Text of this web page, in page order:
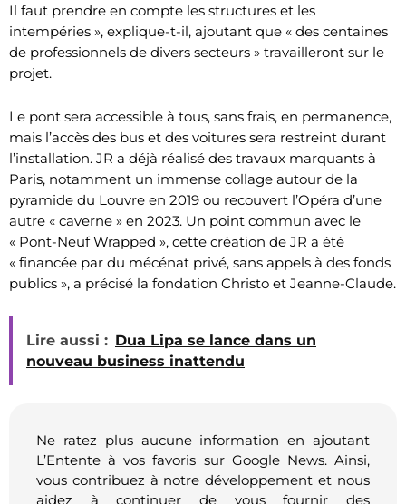
Il faut prendre en compte les structures et les
intempéries », explique-t-il, ajoutant que « des centaines
de professionnels de divers secteurs » travailleront sur le
projet.
Le pont sera accessible à tous, sans frais, en permanence,
mais l’accès des bus et des voitures sera restreint durant
l’installation. JR a déjà réalisé des travaux marquants à
Paris, notamment un immense collage autour de la
pyramide du Louvre en 2019 ou recouvert l’Opéra d’une
autre « caverne » en 2023. Un point commun avec le
« Pont-Neuf Wrapped », cette création de JR a été
« financée par du mécénat privé, sans appels à des fonds
publics », a précisé la fondation Christo et Jeanne-Claude.
Lire aussi : Dua Lipa se lance dans un
nouveau business inattendu
Ne ratez plus aucune information en ajoutant
L’Entente à vos favoris sur Google News. Ainsi,
vous contribuez à notre développement et nous
aidez à continuer de vous fournir des